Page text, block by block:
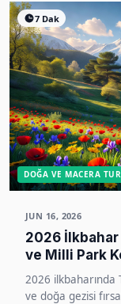
7 Dak
DOĞA VE MACERA
JUN 16, 2026
2026 İlkbahar
ve Milli Park
2026
ve doğa gezisi